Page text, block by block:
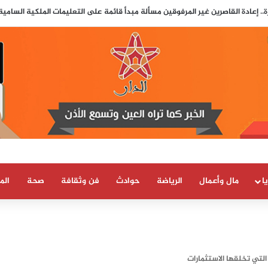
إعادة القاصرين غير المرفوقين مسألة مبدأ قائمة على التعليمات الملكية
مال وأعمال الرياضة حوادث فن وثقافة صحة
تخلقها الاستثمارات